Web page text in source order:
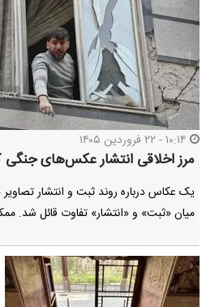
مرز اخلاقی انتشار عکس‌های
یک عکاس درباره روند ثبت و انتشار
میان «ثبت» و «انتشار» تفاوت قائل شد.